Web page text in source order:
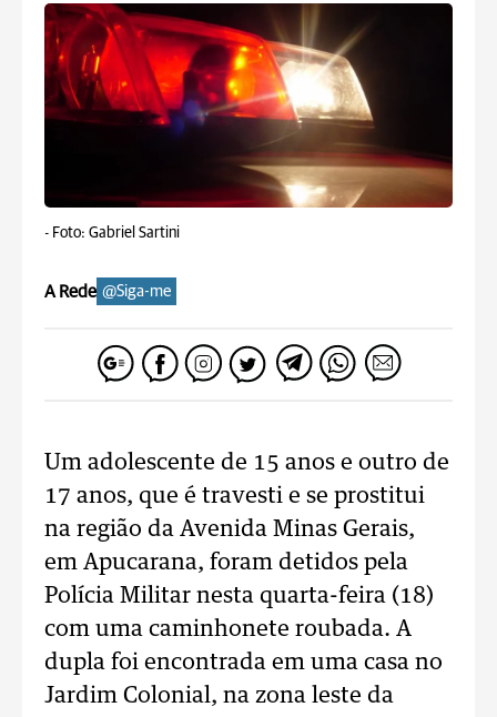
- Foto: Gabriel Sartini
A Rede @Siga-me
Um adolescente de 15 anos e outro de
17 anos, que é travesti e se prostitui
na região da Avenida Minas Gerais,
em Apucarana, foram detidos pela
Polícia Militar nesta quarta-feira (18)
com uma caminhonete roubada. A
dupla foi encontrada em uma casa no
Jardim Colonial, na zona leste da